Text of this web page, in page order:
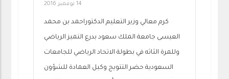
14 نوفمبر 2016
كرم معالي وزير التعليم الدكتوراحمد بن محمد
العيسى جامعة الملك سعود بدرع التميز الرياضي
وللمرة الثاثه في بطولة الاتحاد الرياضي للجامعات
السعودية حضر التتويج وكيل العمادة للشؤون